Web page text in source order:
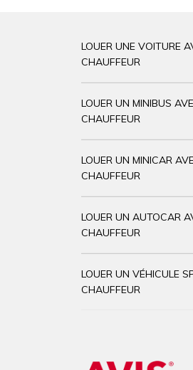
LOUER UNE VOITURE
CHAUFFEUR
LOUER UN MINIBUS
CHAUFFEUR
LOUER UN MINICAR
CHAUFFEUR
LOUER UN AUTOCAR
CHAUFFEUR
LOUER UN VÉHICULE
CHAUFFEUR